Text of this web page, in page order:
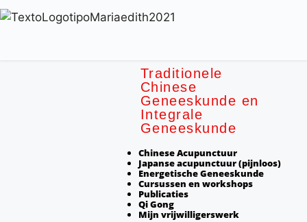
Traditionele
Chinese
Geneeskunde en
Integrale
Geneeskunde
Chinese Acupunctuur
Japanse acupunctuur (pijnloos)
Energetische Geneeskunde
Cursussen en workshops
Publicaties
Qi Gong
Mijn vrijwilligerswerk